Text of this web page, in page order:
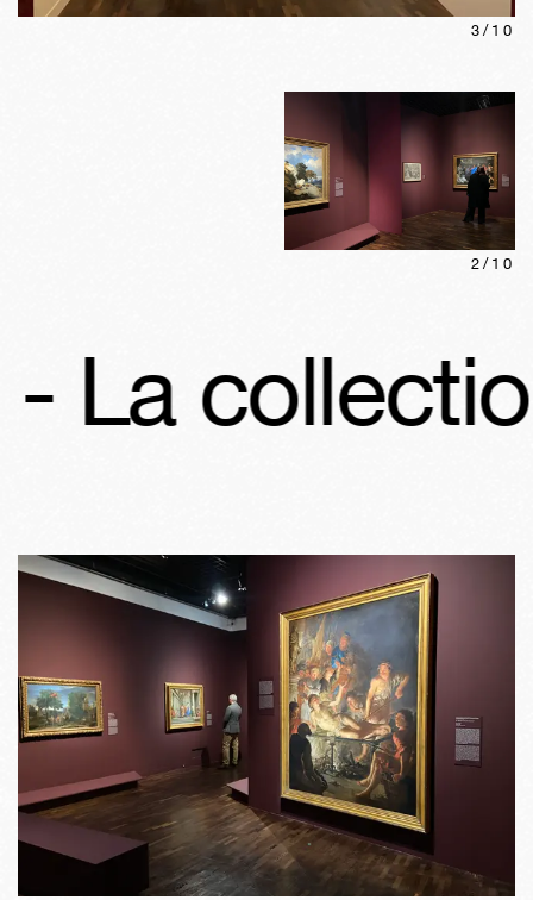
3/ 10
2/ 10
collection